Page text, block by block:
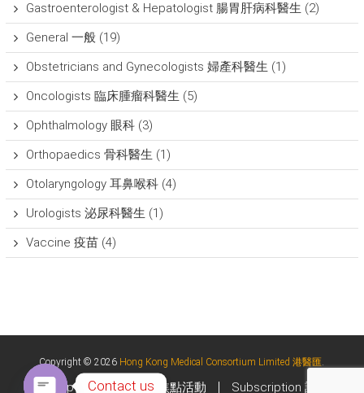
Gastroenterologist & Hepatologist 腸胃肝病科醫生 (2)
General 一般(19)
Obstetricians and Gynecologists 婦產科醫生 (1)
Oncologists 臨床腫瘤科醫生 (5)
Ophthalmology 眼科(3)
Orthopaedics 骨科醫生 (1)
Otolaryngology 耳鼻喉科(4)
Urologists 泌尿科醫生 (1)
Vaccine 疫苗(4)
Copyright © 2026 Hong Kong Medical Consortium Limited 港醫匯.
Upcoming Events 焦點活動 Subscription 訂閱
Contact us